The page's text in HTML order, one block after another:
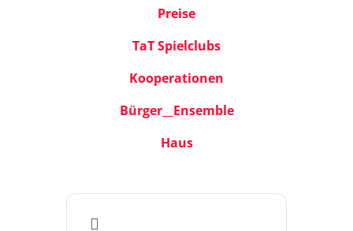
Preise
TaT Spielclubs
Kooperationen
Bürger__Ensemble
Haus